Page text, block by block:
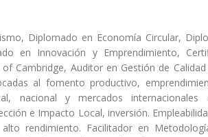
Diplomado en Economía Circular,
en Innovación y Emprendimiento,
Cambridge, Auditor en Gestión de
al fomento productivo,
nacional y mercados
e Impacto Local, inversión.
rendimiento. Facilitador en